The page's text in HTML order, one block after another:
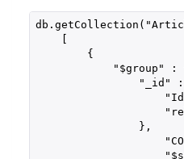
[
{
"$group" :
"_id" :
"Id" :
"relateId" :
},
"$sum" :